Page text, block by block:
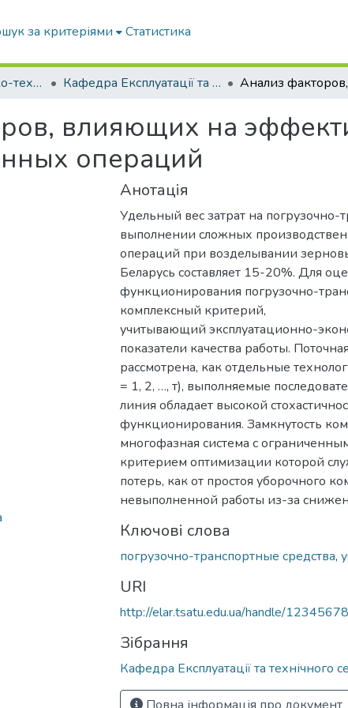
за критеріями Статистика
Факультет Механіко-технологічний Кафедра Експлуатації та технічного сервісу машин
влияющих на
операций
Анотація
Удельный вес затрат на
выполнении сложных
операций при возделывании
Беларусь составляет 15-20%. Для
функционирования погрузочно-
комплексный критерий,
учитывающий эксплуатационно-
показатели качества работы.
рассмотрена, как отдельные
= 1, 2, …, т), выполняемые
линия обладает высокой
функционирования. Замкнутость
многофазная система с
критерием оптимизации которой
потерь, как от простоя уборочного
невыполненной работы из-за
Ключові слова
погрузочно-транспортные средства,
URI
http://elar.tsatu.edu.ua/handle/
Зібрання
Кафедра Експлуатації та технічного